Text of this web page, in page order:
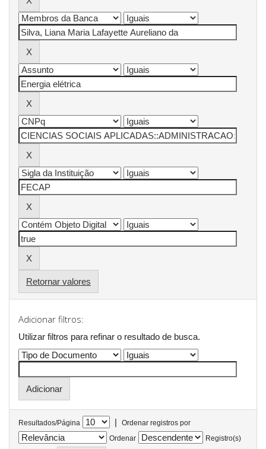
Retornar valores
Adicionar filtros:
Utilizar filtros para refinar o resultado de busca.
Resultados/Página |
Ordenar registros por
Ordenar
Registro(s)